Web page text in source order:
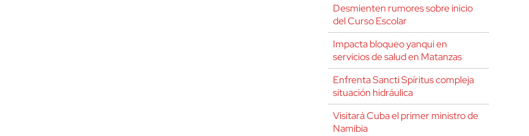
Desmienten rumores sobre inicio
del Curso Escolar
Impacta bloqueo yanqui en
servicios de salud en Matanzas
Enfrenta Sancti Spíritus compleja
situación hidráulica
Visitará Cuba el primer ministro de
Namibia